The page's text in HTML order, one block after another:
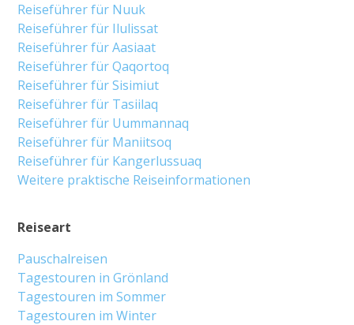
Reiseart
Pauschalreisen
Tagestouren in Grönland
Tagestouren im Sommer
Tagestouren im Winter
Reiseführer für Nuuk
Reiseführer für Ilulissat
Reiseführer für Aasiaat
Reiseführer für Qaqortoq
Reiseführer für Sisimiut
Reiseführer für Tasiilaq
Reiseführer für Uummannaq
Reiseführer für Maniitsoq
Reiseführer für Kangerlussuaq
Weitere praktische Reiseinformationen